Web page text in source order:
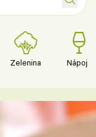
Zelenina Nápoje